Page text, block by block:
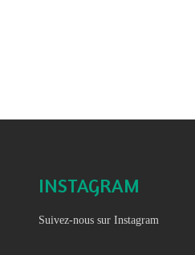
INSTAGRAM
Suivez-nous sur Instagram